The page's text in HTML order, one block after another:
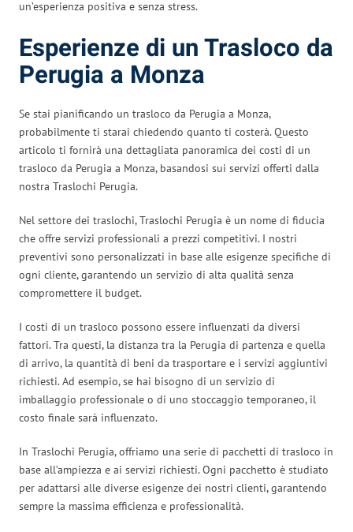
un’esperienza positiva e senza stress.
Esperienze di un Trasloco da
Perugia a Monza
Se stai pianificando un trasloco da Perugia a Monza,
probabilmente ti starai chiedendo quanto ti costerà. Questo
articolo ti fornirà una dettagliata panoramica dei costi di un
trasloco da Perugia a Monza, basandosi sui servizi offerti dalla
nostra Traslochi Perugia.
Nel settore dei traslochi, Traslochi Perugia è un nome di fiducia
che offre servizi professionali a prezzi competitivi. I nostri
preventivi sono personalizzati in base alle esigenze specifiche di
ogni cliente, garantendo un servizio di alta qualità senza
compromettere il budget.
I costi di un trasloco possono essere influenzati da diversi
fattori. Tra questi, la distanza tra la Perugia di partenza e quella
di arrivo, la quantità di beni da trasportare e i servizi aggiuntivi
richiesti. Ad esempio, se hai bisogno di un servizio di
imballaggio professionale o di uno stoccaggio temporaneo, il
costo finale sarà influenzato.
In Traslochi Perugia, offriamo una serie di pacchetti di trasloco in
base all’ampiezza e ai servizi richiesti. Ogni pacchetto è studiato
per adattarsi alle diverse esigenze dei nostri clienti, garantendo
sempre la massima efficienza e professionalità.